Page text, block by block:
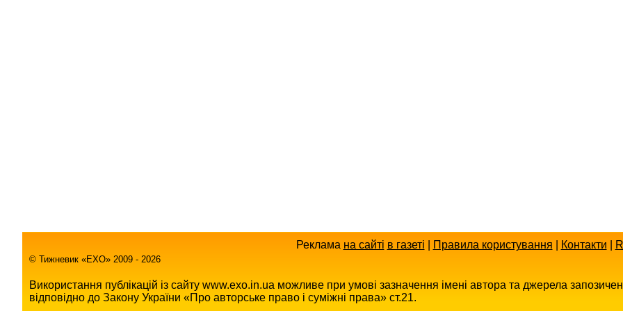
Реклама на сайті в газеті Правила користування Контакти
© Тижневик «EХO» 2009 - 2026
Використання публікацій із сайту www.exo.in.ua можливе при умові зазначення імені автора та джерела
відповідно до Закону України «Про авторське право і суміжні права» ст.21.